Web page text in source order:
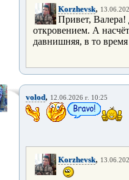
Korzhevsk,
Привет,
откровением. А
давнишняя, в то
volod, 12.06.2026 г. 10:25
Korzhevsk,